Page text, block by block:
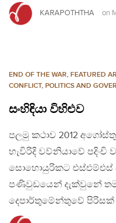
KARAPOTHTHA on
END OF THE WAR, FEATURED
CONFLICT, POLITICS AND
සංහිඳියා විහිළුව
පලමු කථාව 2012 අගෝස්තු
හැවිරිදි වව්නියාවේ පදිංචි
සොහොයුරිකට එස්එම්එස්
පණිවුඩයෙන් දැක්වුනේ
දෙපාර්තුමේන්තුවේ